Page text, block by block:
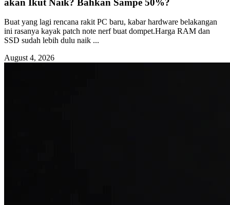
Buat yang lagi rencana rakit PC baru, kabar hardware belakangan
ini rasanya kayak patch note nerf buat dompet.Harga RAM dan
SSD sudah lebih dulu naik ...
August 4, 2026